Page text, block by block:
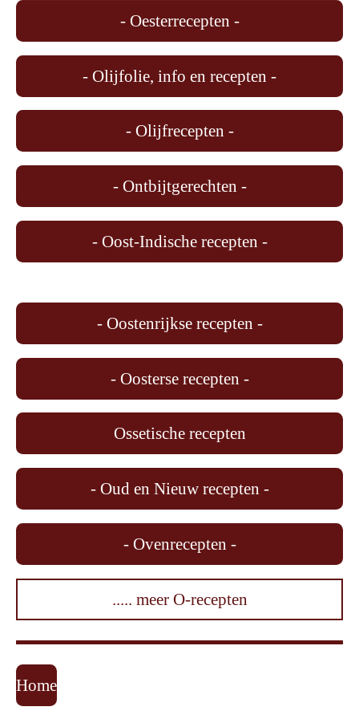
- Oesterrecepten -
- Olijfolie, info en recepten -
- Olijfrecepten -
- Ontbijtgerechten -
- Oost-Indische recepten -
- Oostenrijkse recepten -
- Oosterse recepten -
Ossetische recepten
- Oud en Nieuw recepten -
- Ovenrecepten -
..... meer O-recepten
Home